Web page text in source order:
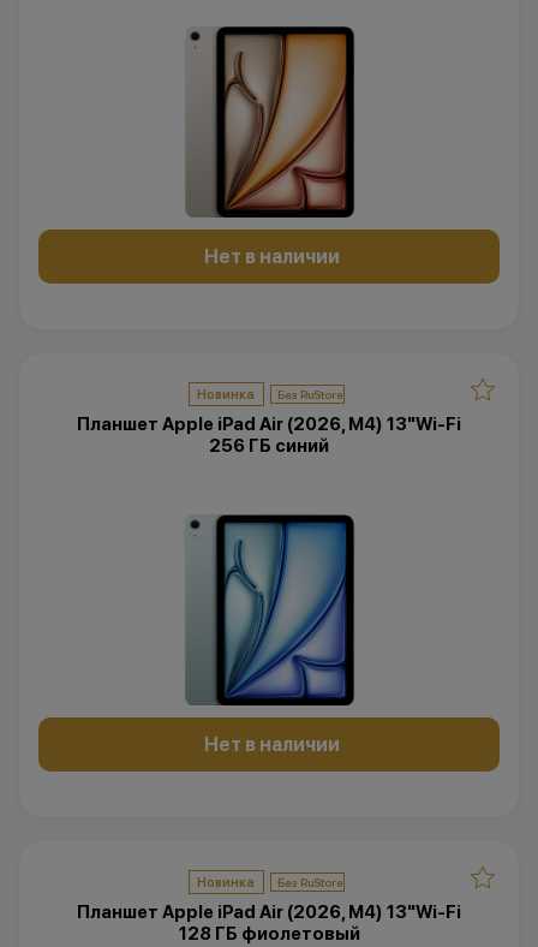
Нет в наличии
Новинка
Планшет Apple iPad Air (2026, M4) 13"Wi-Fi
256 ГБ синий
Нет в наличии
Новинка
Планшет Apple iPad Air (2026, M4) 13"Wi-Fi
128 ГБ фиолетовый